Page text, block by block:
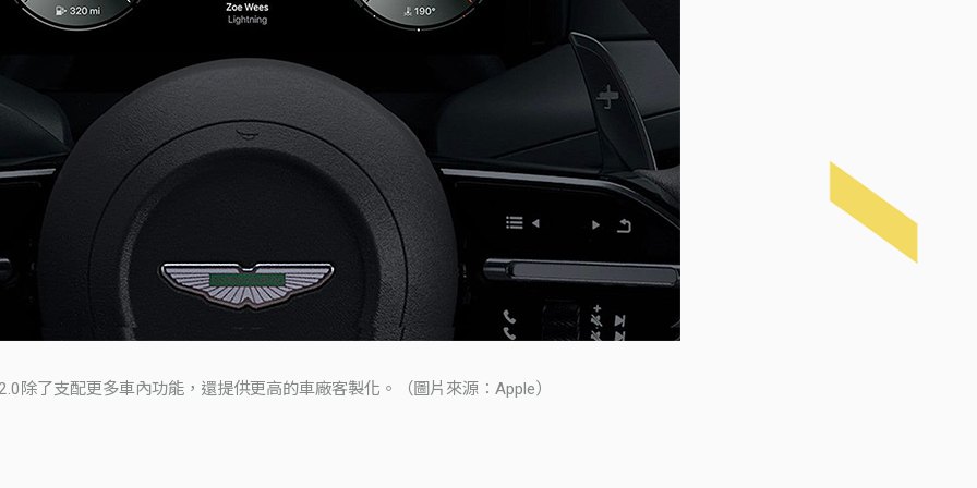
除了支配更多車內功能，還提供更高的車廠客製化。（圖片來源：Apple）